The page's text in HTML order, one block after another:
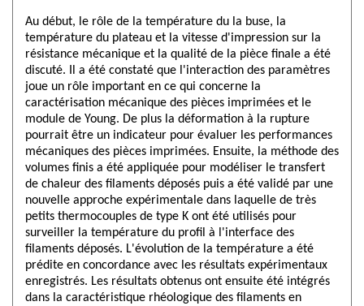
Au début, le rôle de la température du la buse, la
température du plateau et la vitesse d'impression sur la
résistance mécanique et la qualité de la pièce finale a été
discuté. Il a été constaté que l'interaction des paramètres
joue un rôle important en ce qui concerne la
caractérisation mécanique des pièces imprimées et le
module de Young. De plus la déformation à la rupture
pourrait être un indicateur pour évaluer les performances
mécaniques des pièces imprimées. Ensuite, la méthode des
volumes finis a été appliquée pour modéliser le transfert
de chaleur des filaments déposés puis a été validé par une
nouvelle approche expérimentale dans laquelle de très
petits thermocouples de type K ont été utilisés pour
surveiller la température du profil à l'interface des
filaments déposés. L'évolution de la température a été
prédite en concordance avec les résultats expérimentaux
enregistrés. Les résultats obtenus ont ensuite été intégrés
dans la caractéristique rhéologique des filaments en